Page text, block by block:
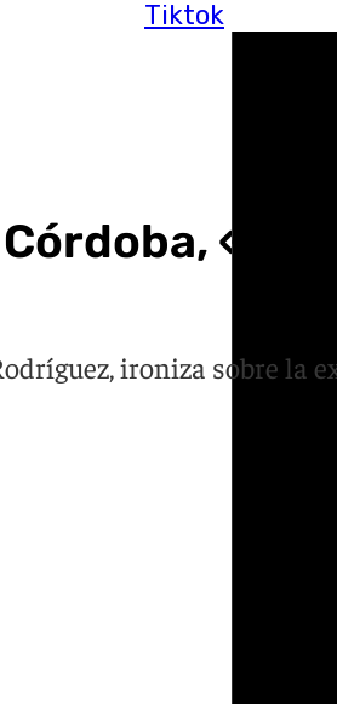
Tiktok
ironiza sobre la